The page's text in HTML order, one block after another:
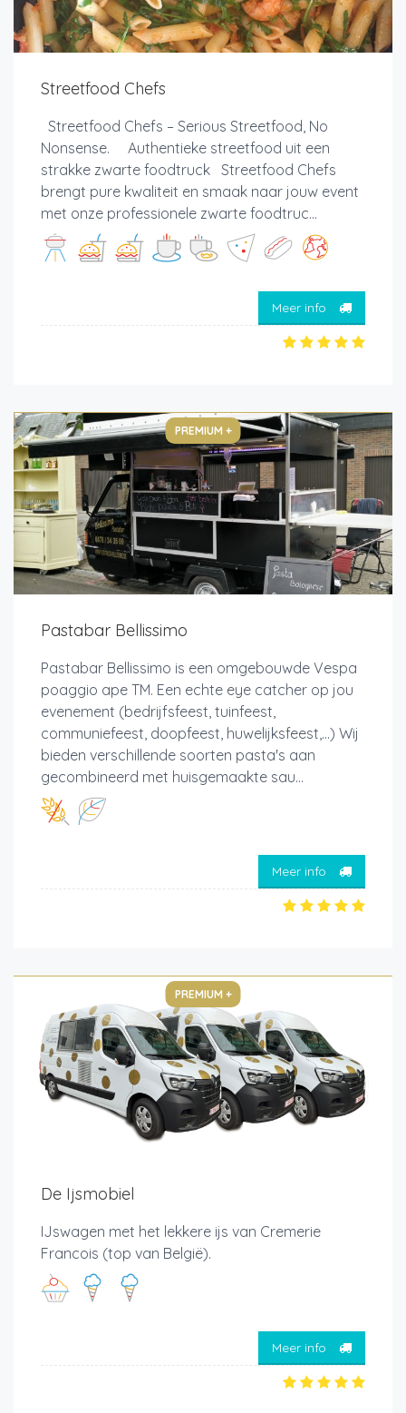
Streetfood Chefs
Streetfood Chefs – Serious Streetfood, No
Nonsense. Authentieke streetfood uit een
strakke zwarte foodtruck Streetfood Chefs
brengt pure kwaliteit en smaak naar jouw event
met onze professionele zwarte foodtruc...
Meer info
PREMIUM +
Pastabar Bellissimo
Pastabar Bellissimo is een omgebouwde Vespa
poaggio ape TM. Een echte eye catcher op jou
evenement (bedrijfsfeest, tuinfeest,
communiefeest, doopfeest, huwelijksfeest,...) Wij
bieden verschillende soorten pasta's aan
gecombineerd met huisgemaakte sau...
Meer info
PREMIUM +
De Ijsmobiel
IJswagen met het lekkere ijs van Cremerie
Francois (top van België).
Meer info